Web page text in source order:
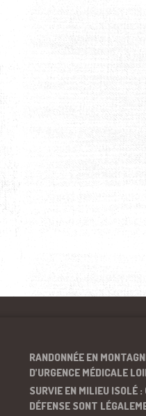
RANDONNÉE EN
D’URGENCE MÉDICALE
SURVIE EN MILIEU ISOLÉ
DÉFENSE SONT